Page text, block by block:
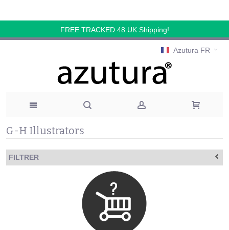
FREE TRACKED 48 UK Shipping!
Azutura FR
G-H Illustrators
FILTRER